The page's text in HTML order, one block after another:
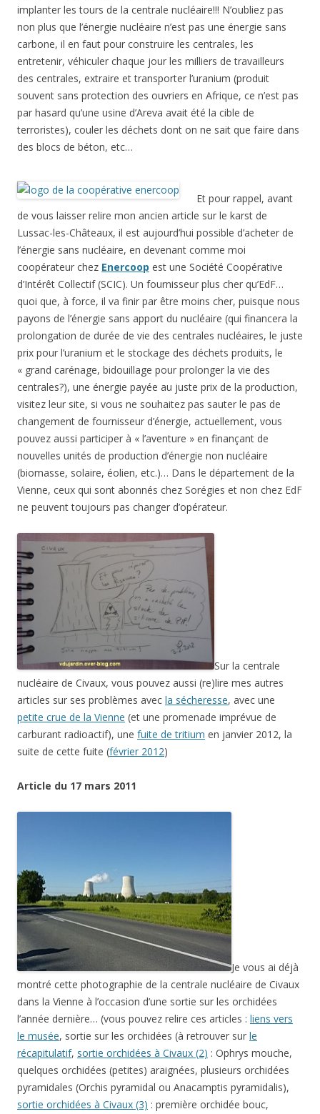
implanter les tours de la centrale nucléaire!!! N’oubliez pas
non plus que l’énergie nucléaire n’est pas une énergie sans
carbone, il en faut pour construire les centrales, les
entretenir, véhiculer chaque jour les milliers de travailleurs
des centrales, extraire et transporter l’uranium (produit
souvent sans protection des ouvriers en Afrique, ce n’est pas
par hasard qu’une usine d’Areva avait été la cible de
terroristes), couler les déchets dont on ne sait que faire dans
des blocs de béton, etc…
Et pour rappel, avant
de vous laisser relire mon ancien article sur le karst de
Lussac-les-Châteaux, il est aujourd’hui possible d’acheter de
l’énergie sans nucléaire, en devenant comme moi
coopérateur chez Enercoop est une Société Coopérative
d’Intérêt Collectif (SCIC). Un fournisseur plus cher qu’EdF…
quoi que, à force, il va finir par être moins cher, puisque nous
payons de l’énergie sans apport du nucléaire (qui financera la
prolongation de durée de vie des centrales nucléaires, le juste
prix pour l’uranium et le stockage des déchets produits, le
« grand carénage, bidouillage pour prolonger la vie des
centrales?), une énergie payée au juste prix de la production,
visitez leur site, si vous ne souhaitez pas sauter le pas de
changement de fournisseur d’énergie, actuellement, vous
pouvez aussi participer à « l’aventure » en finançant de
nouvelles unités de production d’énergie non nucléaire
(biomasse, solaire, éolien, etc.)… Dans le département de la
Vienne, ceux qui sont abonnés chez Sorégies et non chez EdF
ne peuvent toujours pas changer d’opérateur.
Sur la centrale
nucléaire de Civaux, vous pouvez aussi (re)lire mes autres
articles sur ses problèmes avec la sécheresse, avec une
petite crue de la Vienne (et une promenade imprévue de
carburant radioactif), une fuite de tritium en janvier 2012, la
suite de cette fuite (février 2012)
Article du 17 mars 2011
Je vous ai déjà
montré cette photographie de la centrale nucléaire de Civaux
dans la Vienne à l’occasion d’une sortie sur les orchidées
l’année dernière… (vous pouvez relire ces articles : liens vers
le musée, sortie sur les orchidées (à retrouver sur le
récapitulatif, sortie orchidées à Civaux (2) : Ophrys mouche,
quelques orchidées (petites) araignées, plusieurs orchidées
pyramidales (Orchis pyramidal ou Anacamptis pyramidalis),
sortie orchidées à Civaux (3) : première orchidée bouc,